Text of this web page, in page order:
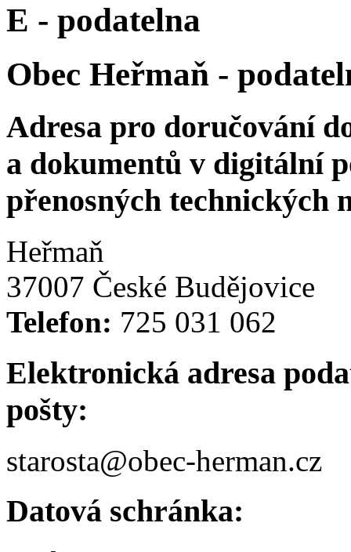
E - podatelna
Obec Heřmaň -
Adresa pro doručování
a dokumentů v digitální
přenosných technických
Heřmaň
37007 České Budějovice
Telefon: 725 031 062
Elektronická adresa
pošty:
starosta@obec-herman.cz
Datová schránka: